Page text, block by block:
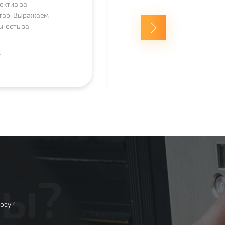
за
Выражаем
за
ИНЖИНИРИНГ»